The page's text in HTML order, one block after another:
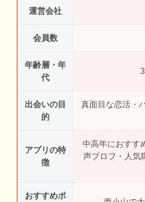
運営会社
会員数
年齢層・年
代
出会いの目
的
真面目な恋活・
アプリの特
徴
中高年におすす
声プロフ・人気
おすすめポ